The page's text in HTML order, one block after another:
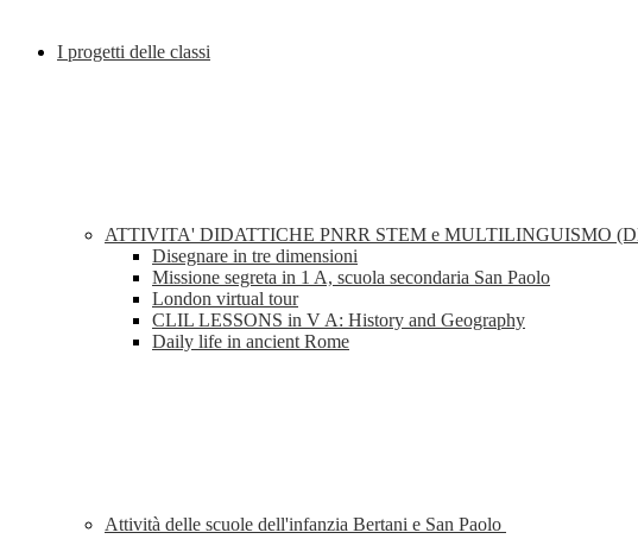
I progetti delle classi
ATTIVITA' DIDATTICHE PNRR STEM e MULTILINGUISMO
Disegnare in tre dimensioni
Missione segreta in 1 A, scuola secondaria San Paolo
London virtual tour
CLIL LESSONS in V A: History and Geography
Daily life in ancient Rome
Attività delle scuole dell'infanzia Bertani e San Paolo